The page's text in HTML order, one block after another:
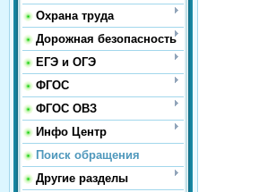
Охрана труда
Дорожная безопасность
ЕГЭ и ОГЭ
ФГОС
ФГОС ОВЗ
Инфо Центр
Поиск обращения
Другие разделы